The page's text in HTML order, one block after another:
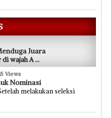
Juara
di wajah A...
Views
Nominasi
melakukan seleksi